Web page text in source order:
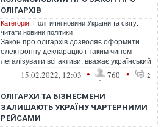
ОЛІГАРХІВ
Категорія: Політичні новини України та світу:
читати новини політики
Закон про олігархів дозволяє оформити
електронну декларацію і таким чином
легалізувати всі активи, вважає український
бізнесмен Ігор Коломойський.
15.02.2022, 12:03 • 760 • 2
ОЛІГАРХИ ТА БІЗНЕСМЕНИ
ЗАЛИШАЮТЬ УКРАЇНУ ЧАРТЕРНИМИ
РЕЙСАМИ